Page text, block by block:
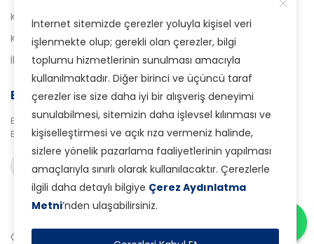
Kampanyalı Ürünler
Kataloglar
İletişim
E-Bülten Aboneliği
Bizden haberdar olmak için
E-Bülten sistemimize abone olabilirsiniz.
Abone ol
Copyright © 2025 Sampi10 Tekstil - Tüm Hakları Saklıdır.
İnternet sitemizde çerezler yoluyla kişisel veri
işlenmekte olup; gerekli olan çerezler, bilgi
toplumu hizmetlerinin sunulması amacıyla
kullanılmaktadır. Diğer birinci ve üçüncü taraf
çerezler ise size daha iyi bir alışveriş deneyimi
sunulabilmesi, sitemizin daha işlevsel kılınması ve
kişiselleştirmesi ve açık rıza vermeniz halinde,
sizlere yönelik pazarlama faaliyetlerinin yapılması
amaçlarıyla sınırlı olarak kullanılacaktır. Çerezlerle
ilgili daha detaylı bilgiye Çerez Aydınlatma
Metni’nden ulaşabilirsiniz.